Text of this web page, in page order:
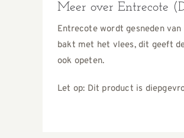
Meer over Entrecote
Entrecote wordt gesneden
bakt met het vlees, dit geeft
ook opeten.
Let op: Dit product is